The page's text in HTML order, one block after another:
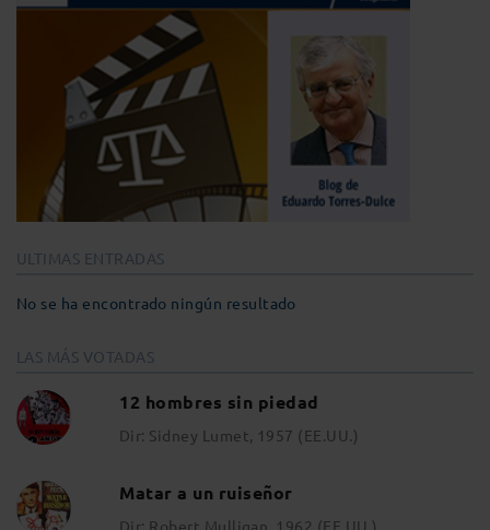
ULTIMAS ENTRADAS
No se ha encontrado ningún resultado
LAS MÁS VOTADAS
12 hombres sin piedad
Dir: Sidney Lumet, 1957 (EE.UU.)
Matar a un ruiseñor
Dir: Robert Mulligan, 1962 (EE.UU.)